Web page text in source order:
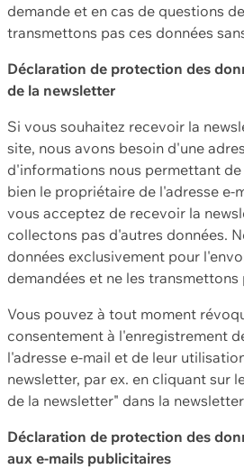
demande et en cas de questions
transmettons pas ces données
Déclaration de protection des
de la newsletter
Si vous souhaitez recevoir la
site, nous avons besoin d'une
d'informations nous permettant
bien le propriétaire de l'adresse e-
vous acceptez de recevoir la
collectons pas d'autres données.
données exclusivement pour
demandées et ne les transmettons
Vous pouvez à tout moment
consentement à l'enregistrement
l'adresse e-mail et de leur
newsletter, par ex. en cliquant sur
de la newsletter" dans la
Déclaration de protection des
aux e-mails publicitaires